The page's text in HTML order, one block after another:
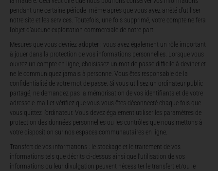
pendant une certaine période même après que vous ayez arrêté d’utiliser
notre site et les services. Toutefois, une fois supprimé, votre compte ne fera
l’objet d’aucune exploitation commerciale de notre part.
Mesures que vous devriez adopter : vous avez également un rôle important
à jouer dans la protection de vos informations personnelles. Lorsque vous
ouvrez un compte en ligne, choisissez un mot de passe difficile à deviner et
ne le communiquez jamais à personne. Vous êtes responsable de la
confidentialité de votre mot de passe. Si vous utilisez un ordinateur public
partagé, ne demandez pas la mémorisation de vos identifiants et de votre
adresse e-mail et vérifiez que vous vous êtes déconnecté chaque fois que
vous quittez l’ordinateur. Vous devez également utiliser les paramètres de
protection des données personnelles ou les contrôles que nous mettons à
votre disposition sur nos espaces communautaires en ligne.
Transfert de vos informations : le stockage et le traitement de vos
informations tels que décrits ci-dessus ainsi que l’utilisation de vos
informations ou leur divulgation peuvent nécessiter le transfert et/ou le